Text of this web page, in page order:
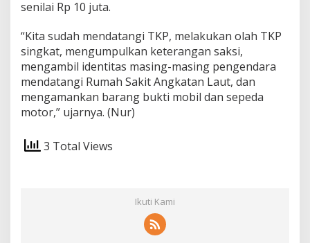
senilai Rp 10 juta.
“Kita sudah mendatangi TKP, melakukan olah TKP
singkat, mengumpulkan keterangan saksi,
mengambil identitas masing-masing pengendara
mendatangi Rumah Sakit Angkatan Laut, dan
mengamankan barang bukti mobil dan sepeda
motor,” ujarnya. (Nur)
3 Total Views
Ikuti Kami